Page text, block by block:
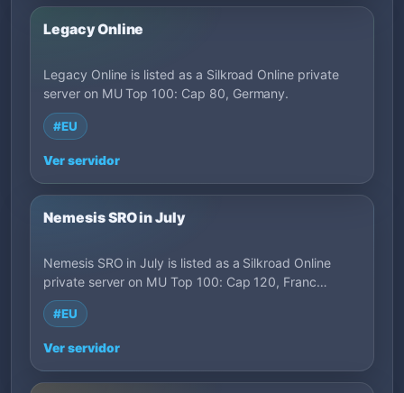
Legacy Online
Legacy Online is listed as a Silkroad Online private
server on MU Top 100: Cap 80, Germany.
#EU
Ver servidor
Nemesis SRO in July
Nemesis SRO in July is listed as a Silkroad Online
private server on MU Top 100: Cap 120, Franc…
#EU
Ver servidor